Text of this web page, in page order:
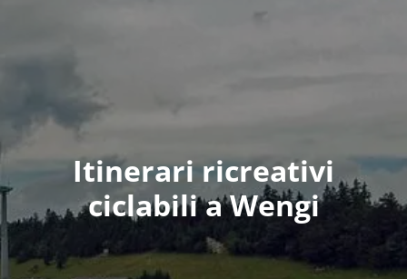
Itinerari ricreativi
ciclabili a Wengi